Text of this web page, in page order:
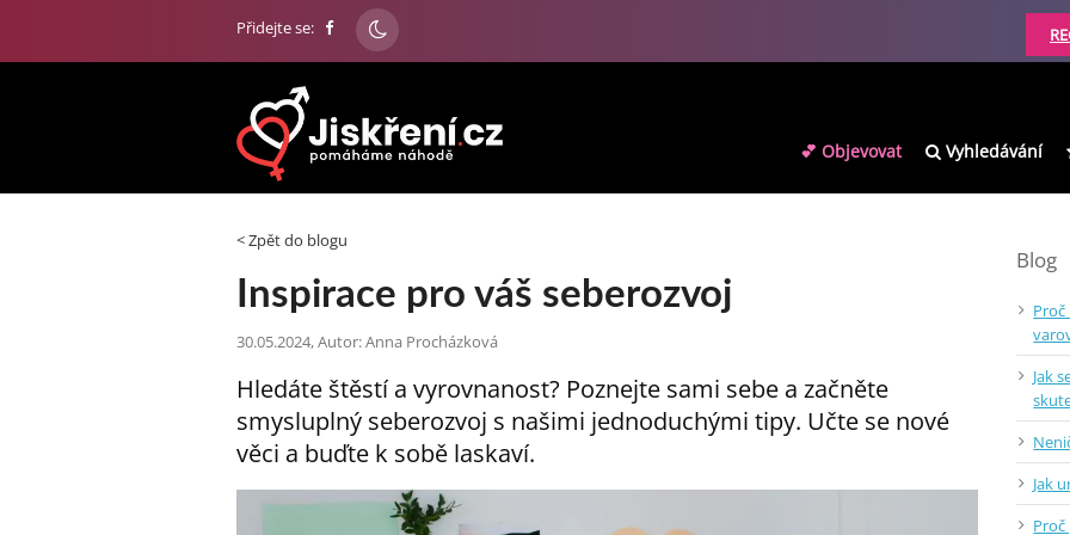
Přidejte se:
💕 Objevovat Vyhledávání
< Zpět do blogu
Inspirace pro váš seberozvoj
30.05.2024, Autor: Anna Procházková
Hledáte štěstí a vyrovnanost? Poznejte sami sebe a začněte
smysluplný seberozvoj s našimi jednoduchými tipy. Učte se nové
věci a buďte k sobě laskaví.
Blog
Jak
Jak